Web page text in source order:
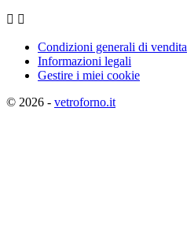
 
Condizioni generali di vendita
Informazioni legali
Gestire i miei cookie
© 2026 - vetroforno.it